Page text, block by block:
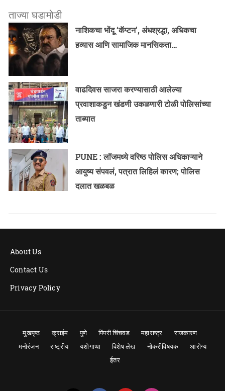
ताज्या घडामोडी
नाशिकचा भोंदू ‘कॅप्टन’, अंधश्रद्धा, अधिकचा
हव्यास आणि सामाजिक मानसिकता…
वाढदिवस साजरा करण्यासाठी आलेल्या
प्रवाशाकडुन खंडणी उकळणारी टोळी पोलिसांच्या
ताब्यात
PUNE : लॉजमध्ये वरिष्ठ पोलिस अधिकाऱ्याने
आयुष्य संपवलं, पत्रात लिहिलं कारण; पोलिस
दलात खळबळ
About Us
Contact Us
Privacy Policy
मुखपृष्ठ क्राईम पुणे पिंपरी चिंचवड महाराष्ट्र
राजकारण
मनोरंजन
राष्ट्रीय यशोगाथा विशेष लेख नोकरीविषयक
आरोग्य
ईतर